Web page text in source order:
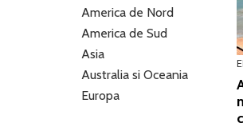
America de Nord
America de Sud
Asia
Australia si Oceania
Europa